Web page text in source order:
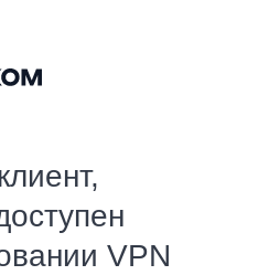
VPN